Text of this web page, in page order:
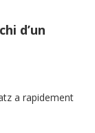
d’un
a rapidement